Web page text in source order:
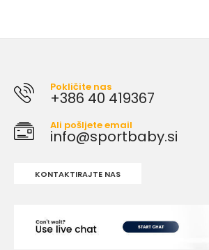
Pokličite nas
+386 40 419367
Ali pošljete email
info@sportbaby.si
KONTAKTIRAJTE NAS